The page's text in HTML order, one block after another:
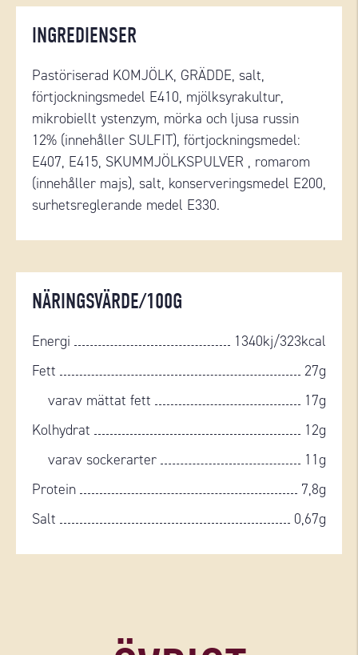
INGREDIENSER
Pastöriserad KOMJÖLK, GRÄDDE, salt,
förtjockningsmedel E410, mjölksyrakultur,
mikrobiellt ystenzym, mörka och ljusa russin
12% (innehåller SULFIT), förtjockningsmedel:
E407, E415, SKUMMJÖLKSPULVER , romarom
(innehåller majs), salt, konserveringsmedel E200,
surhetsreglerande medel E330.
NÄRINGSVÄRDE/100G
Energi
1340kj/323kcal
Fett
27g
varav mättat fett
17g
Kolhydrat
12g
varav sockerarter
11g
Protein
7,8g
Salt
0,67g